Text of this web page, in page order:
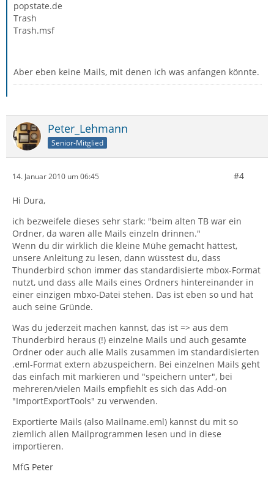
popstate.de
Trash
Trash.msf
Aber eben keine Mails, mit denen ich was anfangen könnte.
Peter_Lehmann
Senior-Mitglied
14. Januar 2010 um 06:45 #4
Hi Dura,
ich bezweifele dieses sehr stark: "beim alten TB war ein
Ordner, da waren alle Mails einzeln drinnen."
Wenn du dir wirklich die kleine Mühe gemacht hättest,
unsere Anleitung zu lesen, dann wüsstest du, dass
Thunderbird schon immer das standardisierte mbox-Format
nutzt, und dass alle Mails eines Ordners hintereinander in
einer einzigen mbxo-Datei stehen. Das ist eben so und hat
auch seine Gründe.
Was du jederzeit machen kannst, das ist => aus dem
Thunderbird heraus (!) einzelne Mails und auch gesamte
Ordner oder auch alle Mails zusammen im standardisierten
.eml-Format extern abzuspeichern. Bei einzelnen Mails geht
das einfach mit markieren und "speichern unter", bei
mehreren/vielen Mails empfiehlt es sich das Add-on
"ImportExportTools" zu verwenden.
Exportierte Mails (also Mailname.eml) kannst du mit so
ziemlich allen Mailprogrammen lesen und in diese
importieren.
MfG Peter